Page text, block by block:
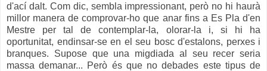
d'ací dalt. Com dic, sembla impressionant, però no hi haurà
millor manera de comprovar-ho que anar fins a Es Pla d'en
Mestre per tal de contemplar-la, olorar-la i, si hi ha
oportunitat, endinsar-se en el seu bosc d'estalons, perxes i
branques. Supose que una migdiada al seu recer seria
massa demanar... Però és que no debades este tipus de